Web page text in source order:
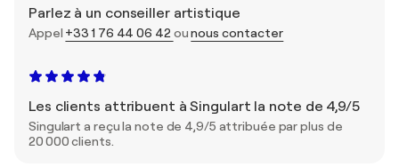
Parlez à un conseiller artistique
Appel +33 1 76 44 06 42 ounous contacter
Les clients attribuent à Singulart la note de 4,9/5
Singulart a reçu la note de 4,9/5 attribuée par plus de
20 000 clients.